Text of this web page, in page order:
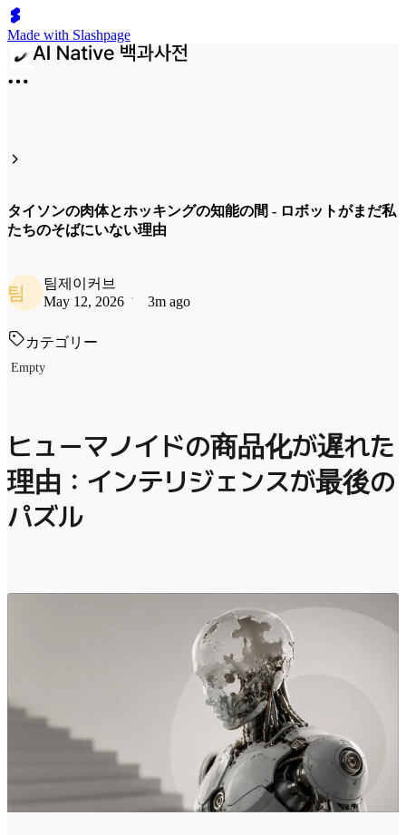
Made with Slashpage
タイソンの肉体とホッキングの知能の間 - ロボットがまだ私
たちのそばにいない理由
팀
팀제이커브
May 12, 2026
3m ago
カテゴリー
Empty
ヒューマノイドの商品化が遅れた
理由：インテリジェンスが最後の
パズル